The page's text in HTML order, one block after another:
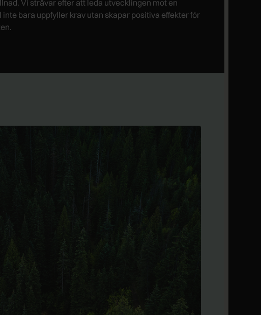
Vi strävar efter att leda utvecklingen mot en
bara uppfyller krav utan skapar positiva effekter för